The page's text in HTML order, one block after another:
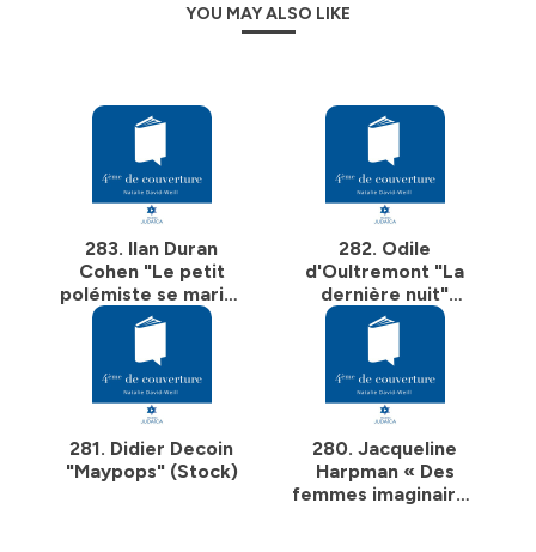
YOU MAY ALSO LIKE
283. Ilan Duran
Cohen "Le petit
polémiste se marie"
(Actes Sud)
282. Odile
d'Oultremont "La
dernière nuit"
(Julliard)
281. Didier Decoin
"Maypops" (Stock)
280. Jacqueline
Harpman « Des
femmes imaginaires